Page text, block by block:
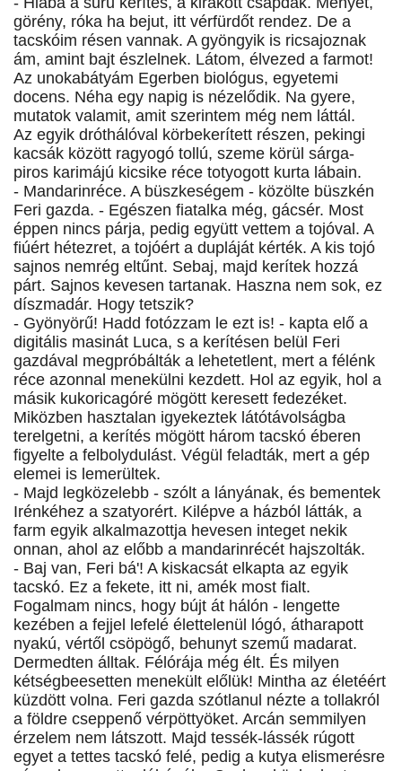
görény, róka ha bejut, itt vérfürdőt rendez. De a
tacskóim résen vannak. A gyöngyik is ricsajoznak
ám, amint bajt észlelnek. Látom, élvezed a farmot!
Az unokabátyám Egerben biológus, egyetemi
docens. Néha egy napig is nézelődik. Na gyere,
mutatok valamit, amit szerintem még nem láttál.
Az egyik dróthálóval körbekerített részen, pekingi
kacsák között ragyogó tollú, szeme körül sárga-
piros karimájú kicsike réce totyogott kurta lábain.
- Mandarinréce. A büszkeségem - közölte büszkén
Feri gazda. - Egészen fiatalka még, gácsér. Most
éppen nincs párja, pedig együtt vettem a tojóval. A
fiúért hétezret, a tojóért a dupláját kérték. A kis tojó
sajnos nemrég eltűnt. Sebaj, majd kerítek hozzá
párt. Sajnos kevesen tartanak. Haszna nem sok, ez
díszmadár. Hogy tetszik?
- Gyönyörű! Hadd fotózzam le ezt is! - kapta elő a
digitális masinát Luca, s a kerítésen belül Feri
gazdával megpróbálták a lehetetlent, mert a félénk
réce azonnal menekülni kezdett. Hol az egyik, hol a
másik kukoricagóré mögött keresett fedezéket.
Miközben hasztalan igyekeztek látótávolságba
terelgetni, a kerítés mögött három tacskó éberen
figyelte a felbolydulást. Végül feladták, mert a gép
elemei is lemerültek.
- Majd legközelebb - szólt a lányának, és bementek
Irénkéhez a szatyorért. Kilépve a házból látták, a
farm egyik alkalmazottja hevesen integet nekik
onnan, ahol az előbb a mandarinrécét hajszolták.
- Baj van, Feri bá'! A kiskacsát elkapta az egyik
tacskó. Ez a fekete, itt ni, amék most fialt.
Fogalmam nincs, hogy bújt át hálón - lengette
kezében a fejjel lefelé élettelenül lógó, átharapott
nyakú, vértől csöpögő, behunyt szemű madarat.
Dermedten álltak. Félórája még élt. És milyen
kétségbeesetten menekült előlük! Mintha az életéért
küzdött volna. Feri gazda szótlanul nézte a tollakról
a földre cseppenő vérpöttyöket. Arcán semmilyen
érzelem nem látszott. Majd tessék-lássék rúgott
egyet a tettes tacskó felé, pedig a kutya elismerésre